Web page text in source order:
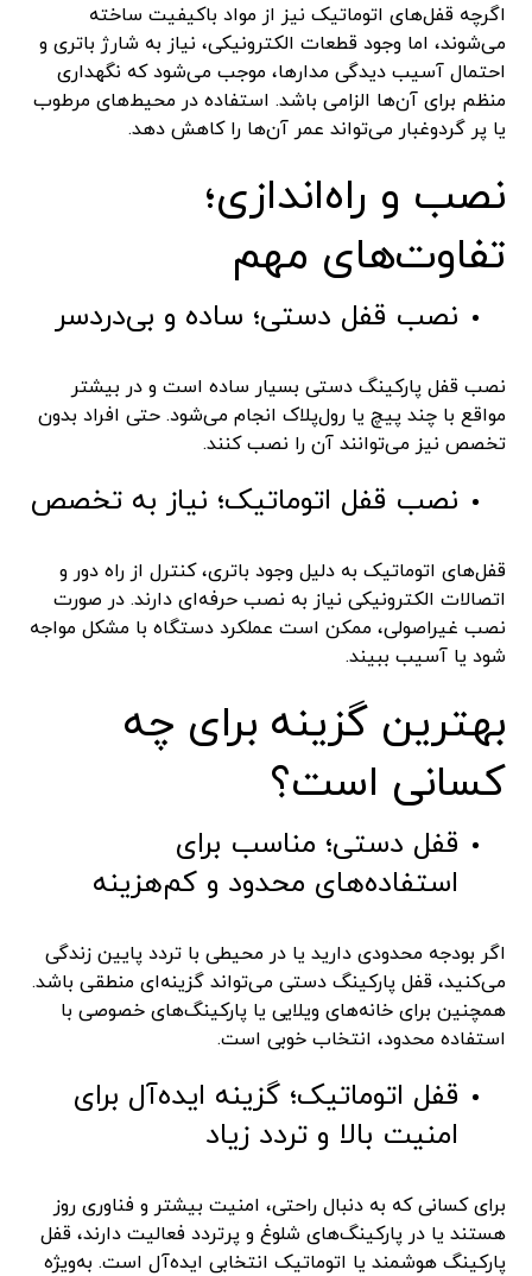
اگرچه قفل‌های اتوماتیک نیز از مواد باکیفیت ساخته
می‌شوند، اما وجود قطعات الکترونیکی، نیاز به شارژ باتری و
احتمال آسیب دیدگی مدارها، موجب می‌شود که نگهداری
منظم برای آن‌ها الزامی باشد. استفاده در محیط‌های مرطوب
یا پر گردوغبار می‌تواند عمر آن‌ها را کاهش دهد.
نصب و راه‌اندازی؛
تفاوت‌های مهم
نصب قفل دستی؛ ساده و بی‌دردسر
نصب قفل پارکینگ دستی بسیار ساده است و در بیشتر
مواقع با چند پیچ یا رول‌پلاک انجام می‌شود. حتی افراد بدون
تخصص نیز می‌توانند آن را نصب کنند.
نصب قفل اتوماتیک؛ نیاز به تخصص
قفل‌های اتوماتیک به دلیل وجود باتری، کنترل از راه دور و
اتصالات الکترونیکی نیاز به نصب حرفه‌ای دارند. در صورت
نصب غیراصولی، ممکن است عملکرد دستگاه با مشکل مواجه
شود یا آسیب ببیند.
بهترین گزینه برای چه
کسانی است؟
قفل دستی؛ مناسب برای
استفاده‌های محدود و کم‌هزینه
اگر بودجه محدودی دارید یا در محیطی با تردد پایین زندگی
می‌کنید، قفل پارکینگ دستی می‌تواند گزینه‌ای منطقی باشد.
همچنین برای خانه‌های ویلایی یا پارکینگ‌های خصوصی با
استفاده محدود، انتخاب خوبی است.
قفل اتوماتیک؛ گزینه ایده‌آل برای
امنیت بالا و تردد زیاد
برای کسانی که به دنبال راحتی، امنیت بیشتر و فناوری روز
هستند یا در پارکینگ‌های شلوغ و پرتردد فعالیت دارند، قفل
پارکینگ هوشمند یا اتوماتیک انتخابی ایده‌آل است. به‌ویژه